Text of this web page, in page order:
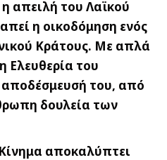
απειλή του Λαϊκού
η οικοδόμηση ενός
Κράτους. Με απλά
Ελευθερία του
αποδέσμευσή του, από
δουλεία των
αποκαλύπτει